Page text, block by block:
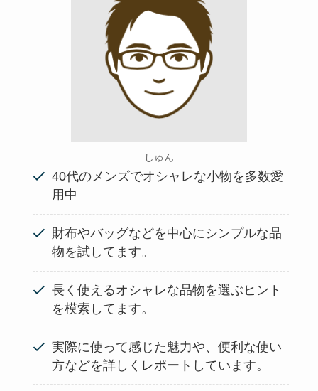
しゅん
40代のメンズでオシャレな小物を多数愛
用中
財布やバッグなどを中心にシンプルな品
物を試してます。
長く使えるオシャレな品物を選ぶヒント
を模索してます。
実際に使って感じた魅力や、便利な使い
方などを詳しくレポートしています。